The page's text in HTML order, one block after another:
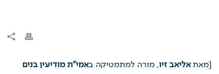
[מאתאליאב זיו, מורה למתמטיקה באמי"ת מודיעין בנים